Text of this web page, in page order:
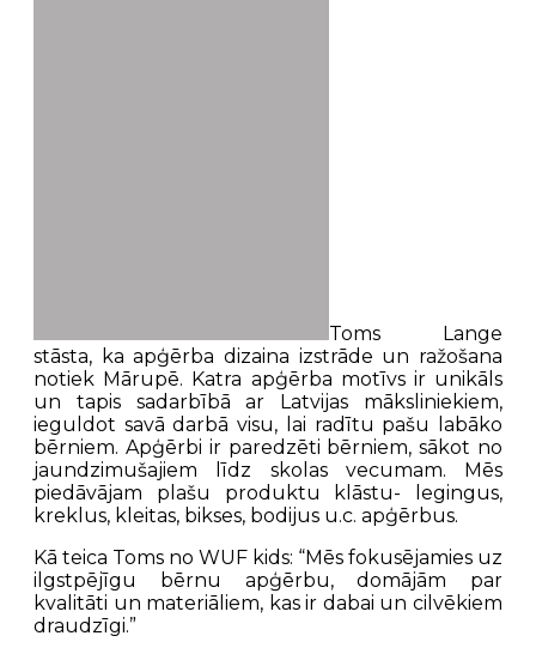
Toms Lange
stāsta, ka apģērba dizaina izstrāde un ražošana
notiek Mārupē. Katra apģērba motīvs ir unikāls
un tapis sadarbībā ar Latvijas māksliniekiem,
ieguldot savā darbā visu, lai radītu pašu labāko
bērniem. Apģērbi ir paredzēti bērniem, sākot no
jaundzimušajiem līdz skolas vecumam. Mēs
piedāvājam plašu produktu klāstu- legingus,
kreklus, kleitas, bikses, bodijus u.c. apģērbus.
Kā teica Toms no WUF kids: “Mēs fokusējamies uz
ilgstpējīgu bērnu apģērbu, domājām par
kvalitāti un materiāliem, kas ir dabai un cilvēkiem
draudzīgi.”